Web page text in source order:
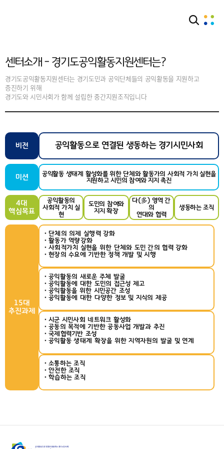
센터소개 - 경기도공익활동지원센터는?
경기도공익활동지원센터는 경기도민과 공익단체들의 공익활동을 지원하고
증진하기 위해
경기도와 시민사회가 함께 설립한 중간지원조직입니다
비전 공익활동으로 연결된 생동하는 경기시민사회
미션
공익활동 생태계 활성화를 위한 단체와 활동가의 사회적 가치 실현을
지원하고 시민의 참여와 지지 촉진
4대
핵심목표
공익활동의
사회적 가치 실
현
도민의 참여와
지지 확장
다(多) 영역 간
의
연대와 협력
생동하는 조직
15대
추진과제
단체의 의제 실행력 강화
활동가 역량강화
사회적가치 실현을 위한 단체와 도민 간의 협력 강화
현장의 수요에 기반한 정책 개발 및 시행
공익활동의 새로운 주체 발굴
공익활동에 대한 도민의 접근성 제고
공익활동을 위한 시민공간 조성
공익활동에 대한 다양한 정보 및 지식의 제공
시군 시민사회 네트워크 활성화
공동의 목적에 기반한 공동사업 개발과 추진
국제협력기반 조성
공익활동 생태계 확장을 위한 지역자원의 발굴 및 연계
소통하는 조직
안전한 조직
학습하는 조직